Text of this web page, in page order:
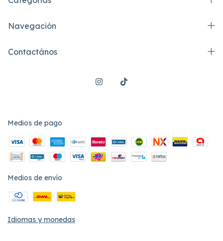
Navegación
Contactános
Medios de pago
Medios de envío
Idiomas y monedas